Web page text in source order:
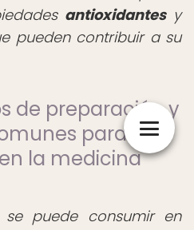
antioxidantesy
pueden contribuir a su
de preparación y
para la
la medicina
puede consumir en